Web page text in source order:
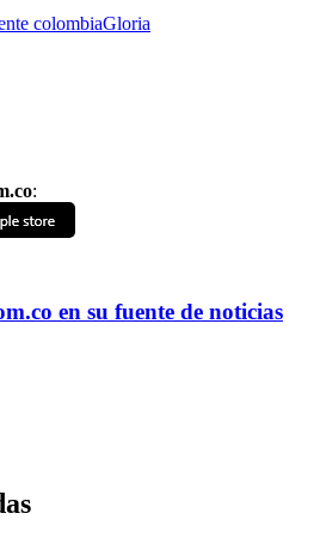
colombiaGloria
:
en su fuente de noticias